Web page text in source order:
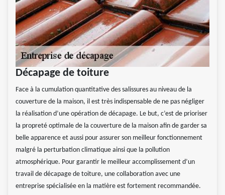
Décapage de toiture
Face à la cumulation quantitative des salissures au niveau de la
couverture de la maison, il est très indispensable de ne pas négliger
la réalisation d’une opération de décapage. Le but, c’est de prioriser
la propreté optimale de la couverture de la maison afin de garder sa
belle apparence et aussi pour assurer son meilleur fonctionnement
malgré la perturbation climatique ainsi que la pollution
atmosphérique. Pour garantir le meilleur accomplissement d’un
travail de décapage de toiture, une collaboration avec une
entreprise spécialisée en la matière est fortement recommandée.